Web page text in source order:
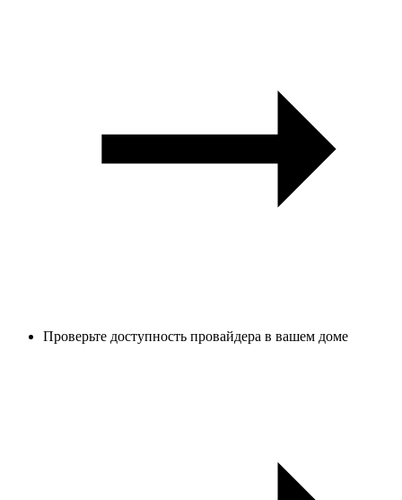
Проверьте доступность провайдера в вашем доме